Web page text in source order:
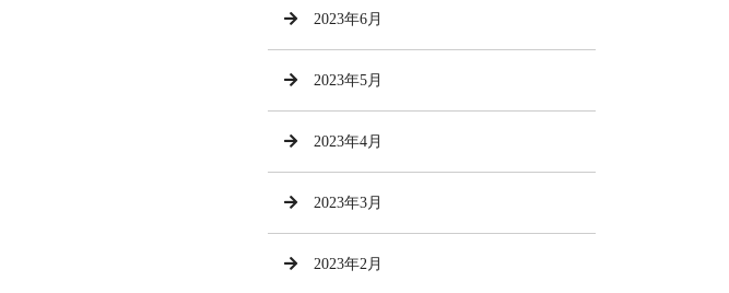
2023年6月
2023年5月
2023年4月
2023年3月
2023年2月